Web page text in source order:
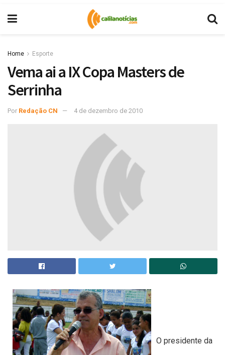
Home Esporte
Vema ai a IX Copa Masters de
Serrinha
Por Redação CN 4 de dezembro de 2010
O presidente da